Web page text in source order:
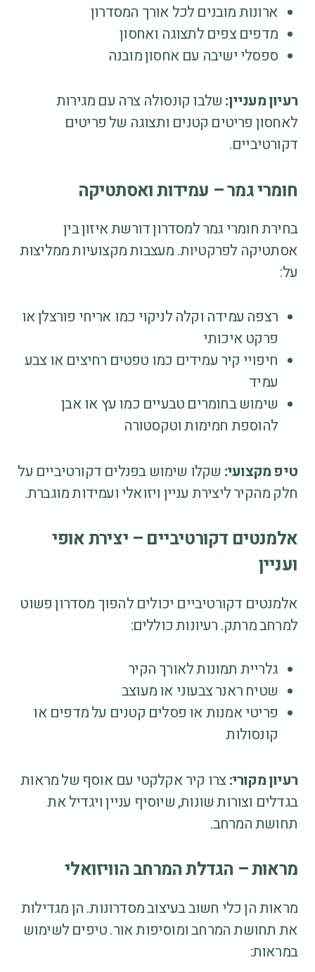
ארונות מובנים לכל אורך המסדרון
מדפים צפים לתצוגה ואחסון
ספסלי ישיבה עם אחסון מובנה
רעיון מעניין:שלבו קונסולה צרה עם מגירות
לאחסון פריטים קטנים ותצוגה של פריטים
דקורטיביים.
חומרי גמר – עמידות ואסתטיקה
בחירת חומרי גמר למסדרון דורשת איזון בין
אסתטיקה לפרקטיות. מעצבות מקצועיות ממליצות
על:
רצפה עמידה וקלה לניקוי כמו אריחי פורצלן או
פרקט איכותי
חיפויי קיר עמידים כמו טפטים רחיצים או צבע
עמיד
שימוש בחומרים טבעיים כמו עץ או אבן
להוספת חמימות וטקסטורה
טיפ מקצועי: שקלו שימוש בפנלים דקורטיביים על
חלק מהקיר ליצירת עניין ויזואלי ועמידות מוגברת.
אלמנטים דקורטיביים – יצירת אופי
ועניין
אלמנטים דקורטיביים יכולים להפוך מסדרון פשוט
למרחב מרתק. רעיונות כוללים:
גלריית תמונות לאורך הקיר
שטיח ראנר צבעוני או מעוצב
פריטי אמנות או פסלים קטנים על מדפים או
קונסולות
רעיון מקורי:צרו קיר אקלקטי עם אוסף של מראות
בגדלים וצורות שונות, שיוסיף עניין ויגדיל את
תחושת המרחב.
מראות – הגדלת המרחב הוויזואלי
מראות הן כלי חשוב בעיצוב מסדרונות. הן מגדילות
את תחושת המרחב ומוסיפות אור. טיפים לשימוש
במראות: